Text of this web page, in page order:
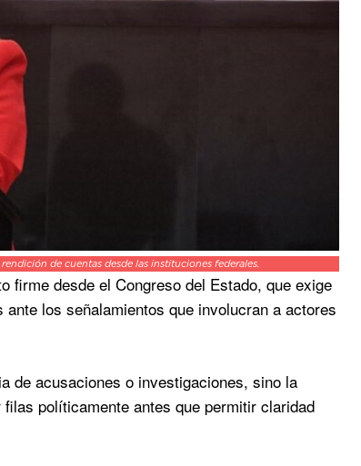
de cuentas desde las instituciones federales.
firme desde el Congreso del Estado, que exige
los señalamientos que involucran a actores
de acusaciones o investigaciones, sino la
políticamente antes que permitir claridad